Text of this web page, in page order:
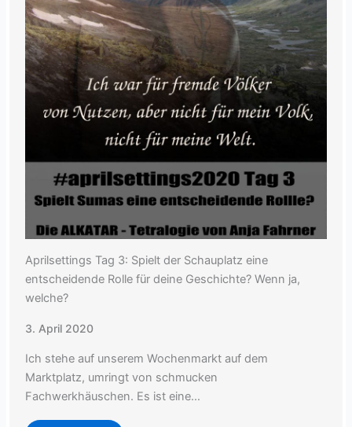
Aprilsettings Tag 3: Spielt der Schauplatz eine
entscheidende Rolle für deine Geschichte? Wenn ja,
welche?
3. April 2020
Ich stehe auf unserem Wochenmarkt auf dem
Marktplatz, umringt von schmucken
Fachwerkhäuschen. Es ist eine…